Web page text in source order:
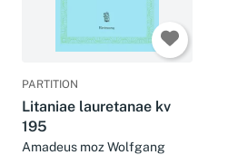
PARTITION
Litaniae lauretanae kv
195
Amadeus moz Wolfgang